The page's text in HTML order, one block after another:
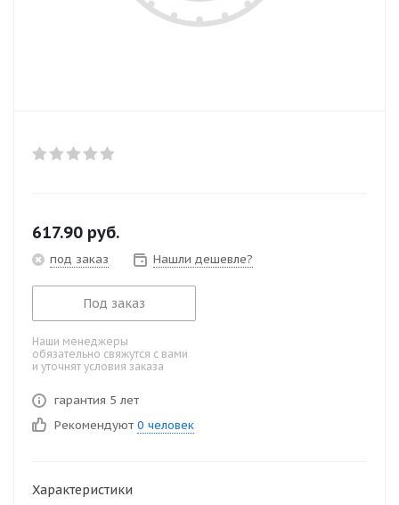
617.90 руб.
под заказ Нашли дешевле?
Под заказ
Наши менеджеры
обязательно свяжутся с вами
и уточнят условия заказа
гарантия 5 лет
Рекомендуют 0 человек
Характеристики